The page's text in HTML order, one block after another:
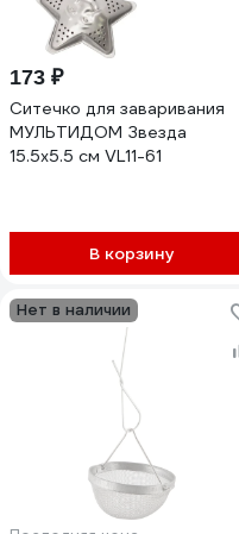
173 ₽
Ситечко для заваривания
МУЛЬТИДОМ Звезда
15.5x5.5 см VL11-61
В корзину
Нет в наличии